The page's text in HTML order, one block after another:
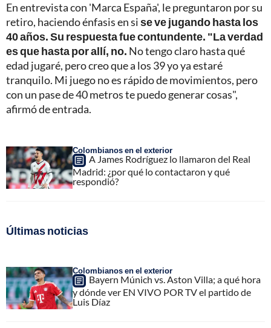
En entrevista con 'Marca España', le preguntaron por su
retiro, haciendo énfasis en sise ve jugando hasta los
40 años. Su respuesta fue contundente. "La verdad
es que hasta por allí, no. No tengo claro hasta qué
edad jugaré, pero creo que a los 39 yo ya estaré
tranquilo. Mi juego no es rápido de movimientos, pero
con un pase de 40 metros te puedo generar cosas",
afirmó de entrada.
Colombianos en el exterior
A James Rodríguez lo llamaron del Real
Madrid: ¿por qué lo contactaron y qué
respondió?
Últimas noticias
Colombianos en el exterior
Bayern Múnich vs. Aston Villa; a qué hora
y dónde ver EN VIVO POR TV el partido de
Luis Díaz